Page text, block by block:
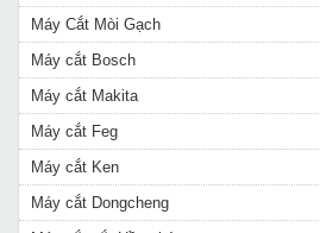
Máy Cắt Mòi Gạch
Máy cắt Bosch
Máy cắt Makita
Máy cắt Feg
Máy cắt Ken
Máy cắt Dongcheng